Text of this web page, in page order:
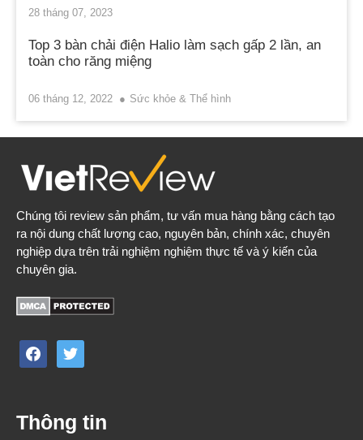
28 tháng 07, 2023
Top 3 bàn chải điện Halio làm sạch gấp 2 lần, an
toàn cho răng miệng
06 tháng 12, 2022 Sức khỏe & Thể hình
Chúng tôi review sản phẩm, tư vấn mua hàng bằng cách tạo
ra nội dung chất lượng cao, nguyên bản, chính xác, chuyên
nghiệp dựa trên trải nghiệm nghiệm thực tế và ý kiến của
chuyên gia.
facebooktwitter
Thông tin